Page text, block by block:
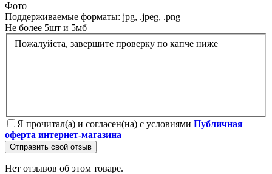
Фото
Поддерживаемые форматы: jpg, .jpeg, .png
Не более 5шт и 5мб
Пожалуйста, завершите проверку по капче ниже
Я прочитал(а) и согласен(на) с условиями Публичная
оферта интернет-магазина
Отправить свой отзыв
Нет отзывов об этом товаре.